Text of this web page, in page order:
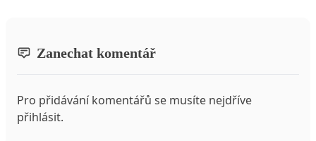
Zanechat komentář
Pro přidávání komentářů se musíte nejdříve
přihlásit.